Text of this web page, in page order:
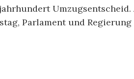
Umzugsentscheid.
Parlament und